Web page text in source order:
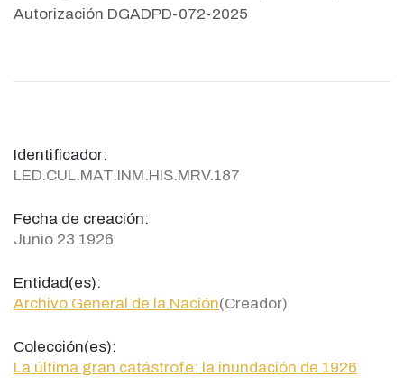
Autorización DGADPD-072-2025
Identificador:
LED.CUL.MAT.INM.HIS.MRV.187
Fecha de creación:
Junio 23 1926
Entidad(es):
Archivo General de la Nación(Creador)
Colección(es):
La última gran catástrofe: la inundación de 1926